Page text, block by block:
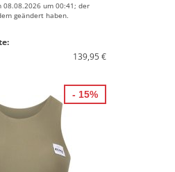
um 00:41; der
geändert haben.
139,95 €
- 15%